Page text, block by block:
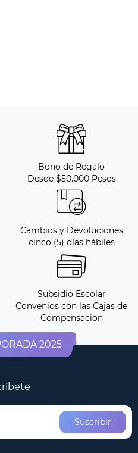
Bono de Regalo
Desde $50.000 Pesos
Cambios y Devoluciones
cinco (5) días hábiles
Subsidio Escolar
Convenios con las Cajas de
Compensacion
2025
Suscribir